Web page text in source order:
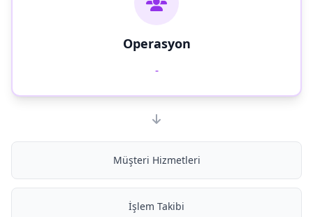
Operasyon
-
Müşteri Hizmetleri
İşlem Takibi